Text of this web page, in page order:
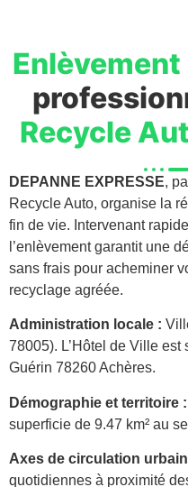
Enlèvement
Recycle
DEPANNE EXPRESSE,
Recycle Auto, organise la
fin de vie. Intervenant
l’enlèvement garantit une
sans frais pour acheminer
recyclage agréée.
Administration locale :
78005). L’Hôtel de Ville
Guérin 78260 Achères.
Démographie et territoire :
superficie de 9.47 km² au
Axes de circulation
quotidiennes à proximité